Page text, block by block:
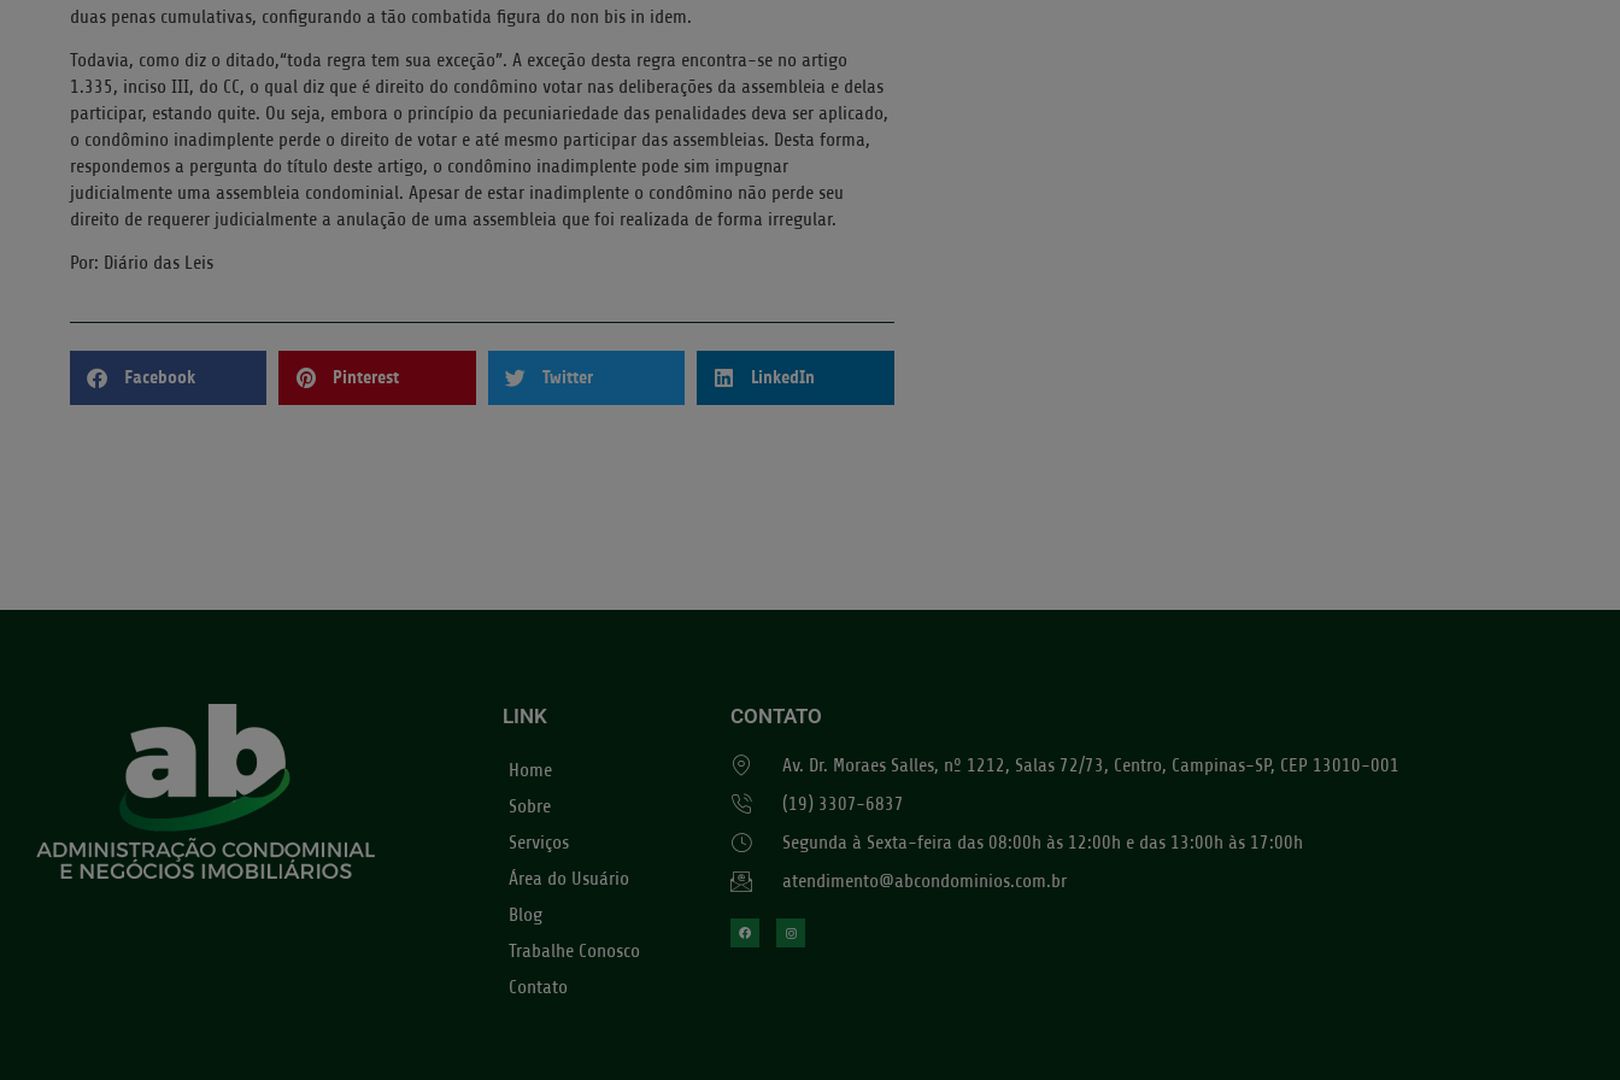
duas penas cumulativas, configurando a tão combatida figura do non bis in idem.
Todavia, como diz o ditado,“toda regra tem sua exceção”. A exceção desta regra encontra-se no artigo
1.335, inciso III, do CC, o qual diz que é direito do condômino votar nas deliberações da assembleia e delas
participar, estando quite. Ou seja, embora o princípio da pecuniariedade das penalidades deva ser aplicado,
o condômino inadimplente perde o direito de votar e até mesmo participar das assembleias. Desta forma,
respondemos a pergunta do título deste artigo, o condômino inadimplente pode sim impugnar
judicialmente uma assembleia condominial. Apesar de estar inadimplente o condômino não perde seu
direito de requerer judicialmente a anulação de uma assembleia que foi realizada de forma irregular.
Por: Diário das Leis
Facebook Pinterest Twitter LinkedIn
LINK
Home
Sobre
Serviços
Área do Usuário
Blog
Trabalhe Conosco
Contato
CONTATO
Av. Dr. Moraes Salles, nº 1212, Salas 72/73, Centro, Campinas-SP, CEP 13010-001
(19) 3307-6837
Segunda à Sexta-feira das 08:00h às 12:00h e das 13:00h às 17:00h
atendimento@abcondominios.com.br